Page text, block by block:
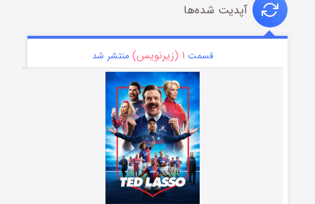
آپدیت شده‌ها
قسمت ۱ (زیرنویس) منتشر شد